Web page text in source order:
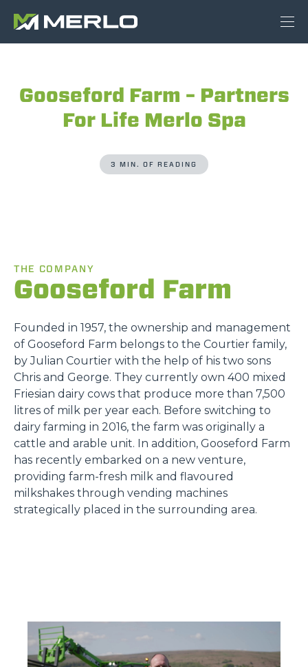
Gooseford Farm – Partners
For Life Merlo Spa
3 MIN. OF READING
THE COMPANY
Gooseford Farm
Founded in 1957, the ownership and management
of Gooseford Farm belongs to the Courtier family,
by Julian Courtier with the help of his two sons
Chris and George. They currently own 400 mixed
Friesian dairy cows that produce more than 7,500
litres of milk per year each. Before switching to
dairy farming in 2016, the farm was originally a
cattle and arable unit. In addition, Gooseford Farm
has recently embarked on a new venture,
providing farm-fresh milk and flavoured
milkshakes through vending machines
strategically placed in the surrounding area.